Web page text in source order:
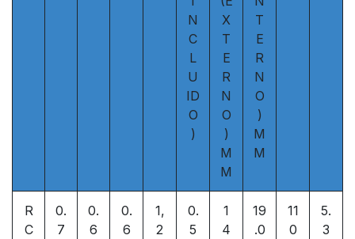
N
C
L
U
ID
O
)
X
T
E
R
N
O
)
M
M
T
E
R
N
O
)
M
M
R
C
0.
7
0.
6
0.
6
1,
2
0.
5
1
4
19
.0
11
0
5.
3